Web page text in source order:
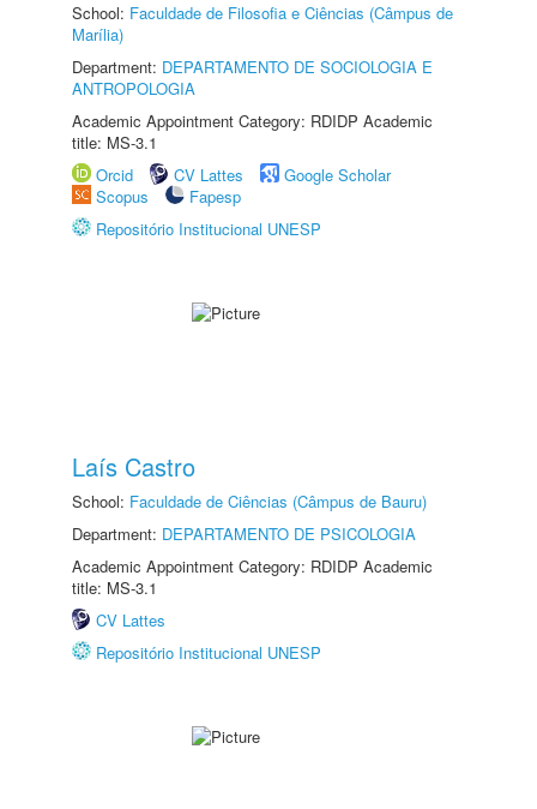
School: Faculdade de Filosofia e Ciências (Câmpus de
Marília)
Department: DEPARTAMENTO DE SOCIOLOGIA E
ANTROPOLOGIA
Academic Appointment Category: RDIDP Academic
title: MS-3.1
Orcid
CV Lattes
Google Scholar
Scopus
Fapesp
Repositório Institucional UNESP
Laís Castro
School: Faculdade de Ciências (Câmpus de Bauru)
Department: DEPARTAMENTO DE PSICOLOGIA
Academic Appointment Category: RDIDP Academic
title: MS-3.1
CV Lattes
Repositório Institucional UNESP